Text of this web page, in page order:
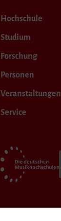
Hochschule
Studium
Forschung
Personen
Veranstaltungen
Service